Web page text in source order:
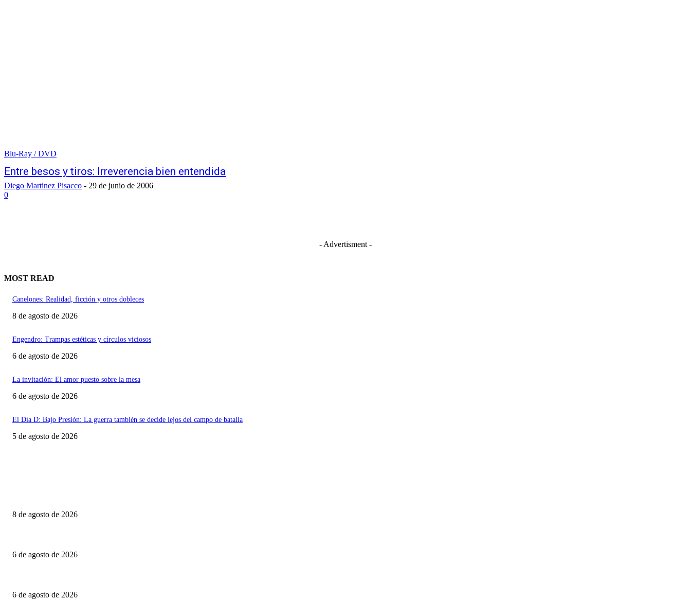
Blu-Ray / DVD
Entre besos y tiros: Irreverencia bien entendida
Diego Martinez Pisacco - 29 de junio de 2006
0
- Advertisment -
MOST READ
Canelones: Realidad, ficción y otros dobleces
8 de agosto de 2026
Engendro: Trampas estéticas y círculos viciosos
6 de agosto de 2026
La invitación: El amor puesto sobre la mesa
6 de agosto de 2026
El Día D: Bajo Presión: La guerra también se decide lejos del campo de batalla
5 de agosto de 2026
8 de agosto de 2026
6 de agosto de 2026
6 de agosto de 2026